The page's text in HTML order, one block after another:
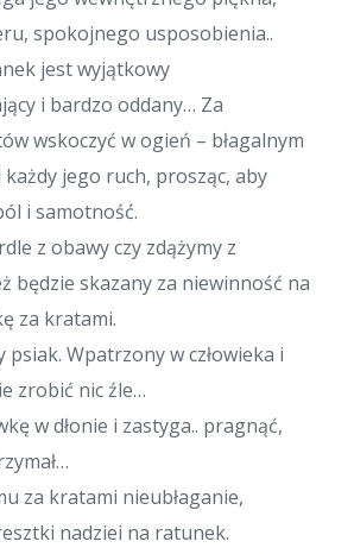
spokojnego usposobienia..
jest wyjątkowy
i bardzo oddany… Za
wskoczyć w ogień – błagalnym
jego ruch, prosząc, aby
i samotność.
z obawy czy zdążymy z
będzie skazany za niewinność na
za kratami.
psiak. Wpatrzony w człowieka i
zrobić nic źle…
w dłonie i zastyga.. pragnąć,
za kratami nieubłaganie,
nadziei na ratunek.